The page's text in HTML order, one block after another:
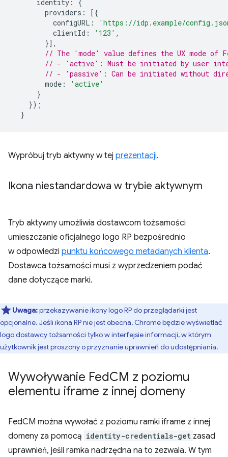
identity :
{
providers :
[{
configURL :
'https://idp.example/
clientId : '123' ,
}],
// The 'mode' value defines the UX mode of
// - 'active': Must be initiated by user
// - 'passive': Can be initiated without
mode :
'active'
}
});
}
Wypróbuj tryb aktywny w tej prezentacji.
Ikona niestandardowa w trybie aktywnym
Tryb aktywny umożliwia dostawcom tożsamości
umieszczanie oficjalnego logo RP bezpośrednio
w odpowiedzi punktu końcowego metadanych klienta.
Dostawca tożsamości musi z wyprzedzeniem podać
dane dotyczące marki.
Uwaga:przekazywanie ikony logo RP do przeglądarki jest
opcjonalne. Jeśli ikona RP nie jest obecna, Chrome będzie wyświetlać
logo dostawcy tożsamości tylko w interfejsie informacji, w którym
użytkownik jest proszony o przyznanie uprawnień do udostępniania.
Wywoływanie FedCM z poziomu
elementu iframe z innej domeny
FedCM można wywołać z poziomu ramki iframe z innej
domeny za pomocą identity-credentials-get zasad
uprawnień, jeśli ramka nadrzędna na to zezwala. W tym